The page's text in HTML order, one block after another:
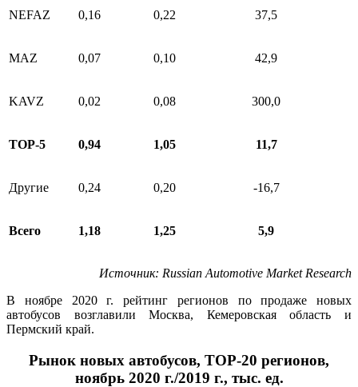
NEFAZ 0,16 0,22 37,5
MAZ 0,07 0,10 42,9
KAVZ 0,02 0,08 300,0
ТОР-5 0,94 1,05 11,7
Другие 0,24 0,20 -16,7
Всего 1,18 1,25 5,9
Источник: Russian Automotive Market Research
В ноябре 2020 г. рейтинг регионов по продаже новых
автобусов возглавили Москва, Кемеровская область и
Пермский край.
Рынок новых автобусов, ТОР-20 регионов,
ноябрь 2020 г./2019 г., тыс. ед.